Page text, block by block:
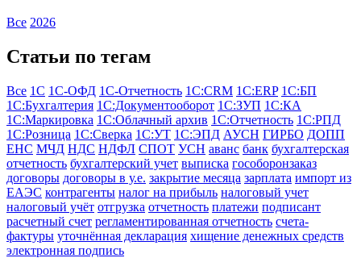
Все 2026
Статьи по тегам
Все 1С 1С-ОФД 1С-Отчетность 1С:CRM 1С:ERP 1С:БП
1С:Бухгалтерия 1С:Документооборот 1С:ЗУП 1С:КА
1С:Маркировка 1С:Облачный архив 1С:Отчетность 1С:РПД
1С:Розница 1С:Сверка 1С:УТ 1С:ЭПД АУСН ГИРБО ДОПП
ЕНС МЧД НДС НДФЛ СПОТ УСН аванс банк бухгалтерская
отчетность бухгалтерский учет выписка гособоронзаказ
договоры договоры в у.е. закрытие месяца зарплата импорт из
ЕАЭС контрагенты налог на прибыль налоговый учет
налоговый учёт отгрузка отчетность платежи подписант
расчетный счет регламентированная отчетность счета-
фактуры уточнённая декларация хищение денежных средств
электронная подпись